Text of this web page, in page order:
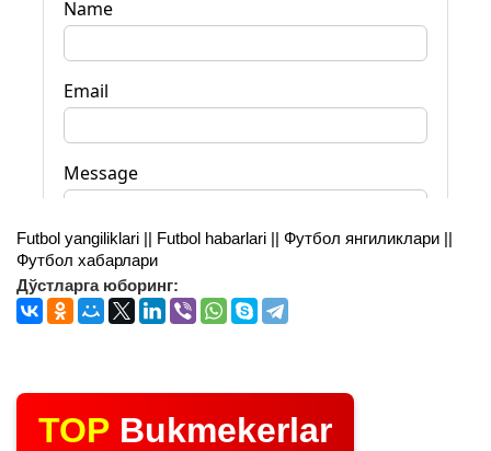
Futbol yangiliklari || Futbol habarlari || Футбол янгиликлари ||
Футбол хабарлари
Дўстларга юборинг:
TOP Bukmekerlar